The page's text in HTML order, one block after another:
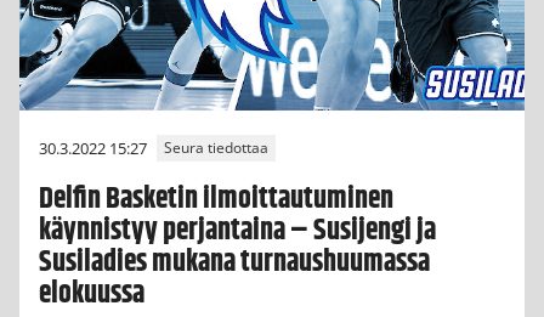
30.3.2022 15:27 Seura tiedottaa
Delfin Basketin ilmoittautuminen
käynnistyy perjantaina – Susijengi ja
Susiladies mukana turnaushuumassa
elokuussa